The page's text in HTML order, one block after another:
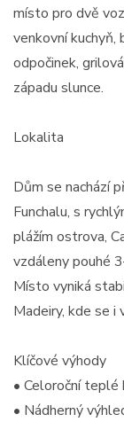
místo pro dvě
venkovní kuchyň,
odpočinek,
západu slunce.
Lokalita
Dům se nachází
Funchalu, s
plážím ostrova,
vzdáleny pouhé
Místo vyniká
Madeiry, kde se
Klíčové výhody
• Celoroční
• Nádherný